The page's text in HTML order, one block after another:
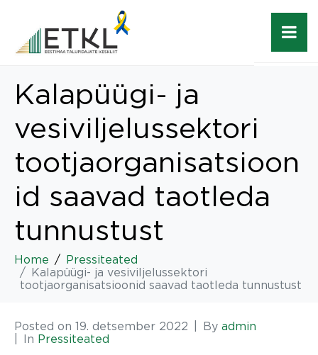
Kalapüügi- ja
vesiviljelussektori
tootjaorganisatsioon
id saavad taotleda
tunnustust
Home
Pressiteated
Kalapüügi- ja vesiviljelussektori
tootjaorganisatsioonid saavad taotleda tunnustust
Posted on 19. detsember 2022 By admin
In Pressiteated